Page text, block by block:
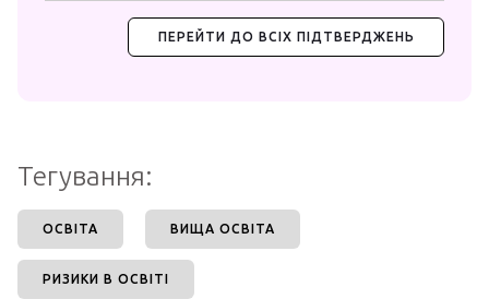
ПЕРЕЙТИ ДО ВСІХ ПІДТВЕРДЖЕНЬ
Тегування:
ОСВІТА ВИЩА ОСВІТА
РИЗИКИ В ОСВІТІ